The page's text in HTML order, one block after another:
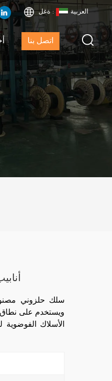
ةغل : العربية
اتصل بنا
سلك حلزوني
ويستخدم على
الأسلاك الفوضوية